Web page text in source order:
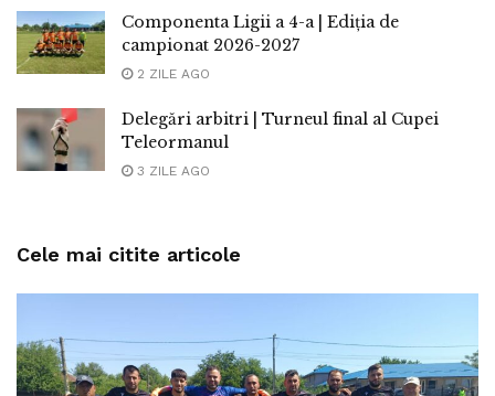
Componenta Ligii a 4-a | Ediția de
campionat 2026-2027
2 ZILE AGO
Delegări arbitri | Turneul final al Cupei
Teleormanul
3 ZILE AGO
Cele mai citite articole